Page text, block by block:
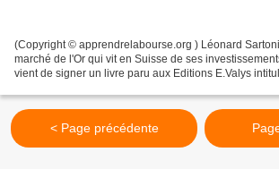
(Copyright © apprendrelabourse.org ) Léonard
marché de l'Or qui vit en Suisse de ses
vient de signer un livre paru aux Editions E.Valys
< Page précédente